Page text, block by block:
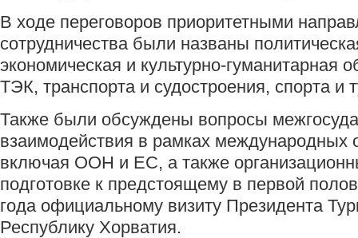
В ходе переговоров приоритетными
сотрудничества были названы
экономическая и культурно-гуманитарная
ТЭК, транспорта и судостроения, спорта и
Также были обсуждены вопросы
взаимодействия в рамках международных
включая ООН и ЕС, а также
подготовке к предстоящему в первой
года официальному визиту Президента
Республику Хорватия.